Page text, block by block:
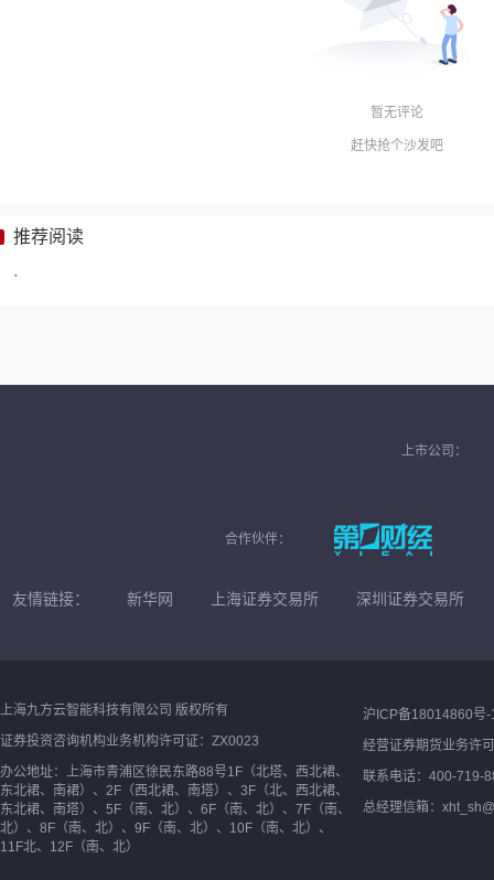
暂无评论
赶快抢个沙发吧
推荐阅读
·
上市公司：
合作伙伴：
友情链接： 新华网 上海证券交易所 深圳证券交易所
上海九方云智能科技有限公司 版权所有
证券投资咨询机构业务机构许可证：ZX0023
办公地址：上海市青浦区徐民东路88号1F（北塔、西北裙、
东北裙、南裙）、2F（西北裙、南塔）、3F（北、西北裙、
东北裙、南塔）、5F（南、北）、6F（南、北）、7F（南、
北）、8F（南、北）、9F（南、北）、10F（南、北）、
11F北、12F（南、北）
沪ICP备18014860号-
经营证券期货业务许
联系电话：400-719-
总经理信箱：